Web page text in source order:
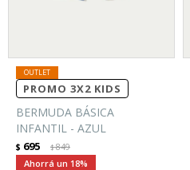
PROMO 3X2 KIDS
BERMUDA BÁSICA
INFANTIL - AZUL
$ 695 $849
18